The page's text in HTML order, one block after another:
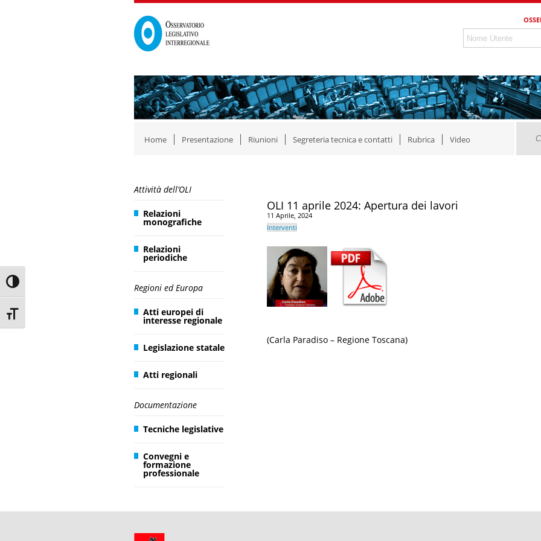
Toggle High Contrast
Toggle Font size
Home Presentazione Riunioni Segreteria tecnica e contatti Rubrica Video
Attività dell’OLI
Relazioni
monografiche
Relazioni
periodiche
Regioni ed Europa
Atti europei di
interesse regionale
Legislazione statale
Atti regionali
Documentazione
Tecniche legislative
Convegni e
formazione
professionale
OLI 11 aprile 2024: Apertura dei lavori
11 Aprile, 2024
Interventi
(Carla Paradiso – Regione Toscana)